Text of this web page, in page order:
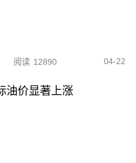
阅读 12890 04-22
油价显著上涨